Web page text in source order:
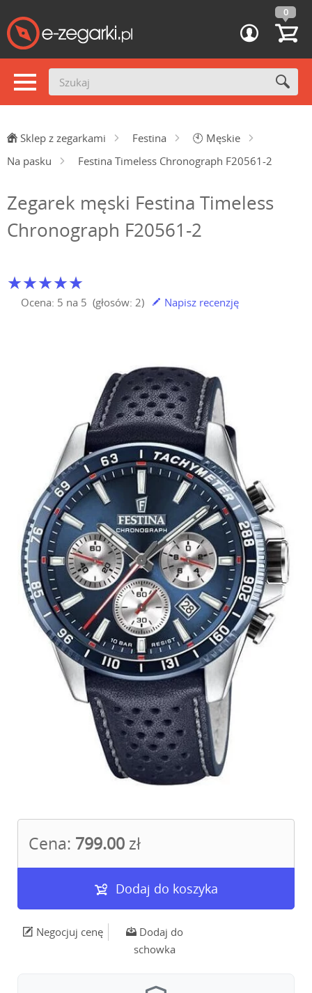
0
Sklep z zegarkami Festina 🕙 Męskie
Na pasku
Festina Timeless Chronograph F20561-2
Zegarek męski Festina Timeless
Chronograph F20561-2
Ocena: 5 na 5 (głosów: 2) Napisz recenzję
Cena: 799.00 zł
Dodaj do koszyka
Negocjuj cenę
Dodaj do
schowka